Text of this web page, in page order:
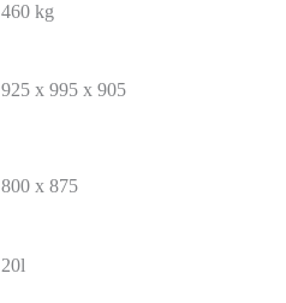
460 kg
925 x 995 x 905
800 x 875
20l